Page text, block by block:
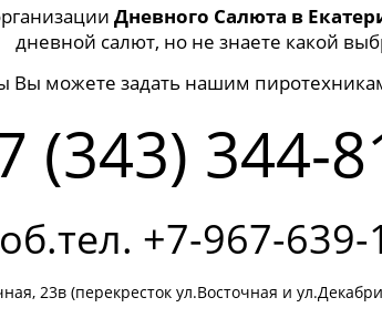
Дневного Салюта в
дневной салют, но не знаете какой
Вы можете задать нашим
(343) 344-
+7-967-639-
23в (перекресток ул.Восточная и